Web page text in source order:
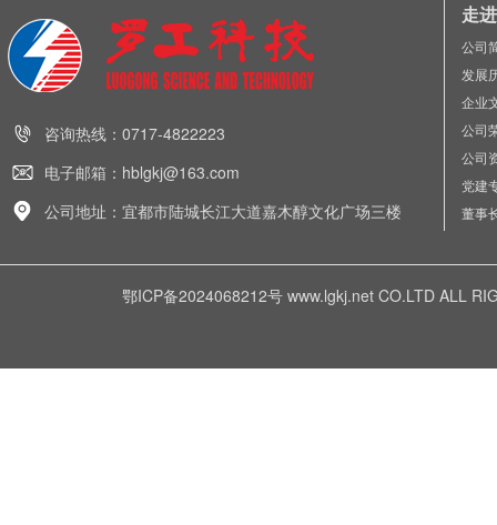
咨询热线：0717-4822223
电子邮箱：hblgkj@163.com
公司地址：宜都市陆城长江大道嘉木醇文化广场三楼
走
公司
发展
企业
公司
公司
党建
董事
鄂ICP备2024068212号 www.lgkj.net CO.LTD ALL